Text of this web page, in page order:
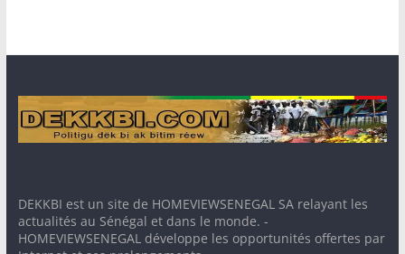
DEKKBI est un site de HOMEVIEWSENEGAL SA relayant les
actualités au Sénégal et dans le monde. -
HOMEVIEWSENEGAL développe les opportunités offertes par